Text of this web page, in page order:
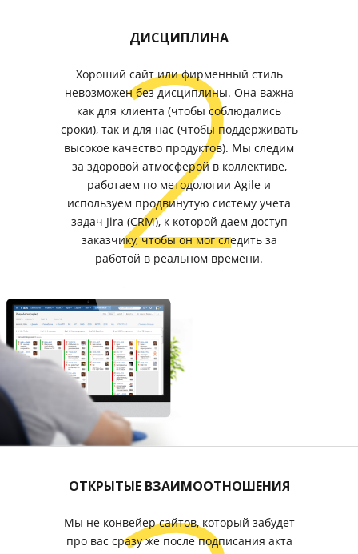
ДИСЦИПЛИНА
Хороший сайт или фирменный стиль
невозможен без дисциплины. Она важна
как для клиента (чтобы соблюдались
сроки), так и для нас (чтобы поддерживать
высокое качество продуктов). Мы следим
за здоровой атмосферой в коллективе,
работаем по методологии Agile и
используем продвинутую систему учета
задач Jira (CRM), к которой даем доступ
заказчику, чтобы он мог следить за
работой в реальном времени.
2
ОТКРЫТЫЕ ВЗАИМООТНОШЕНИЯ
Мы не конвейер сайтов, который забудет
про вас сразу же после подписания акта